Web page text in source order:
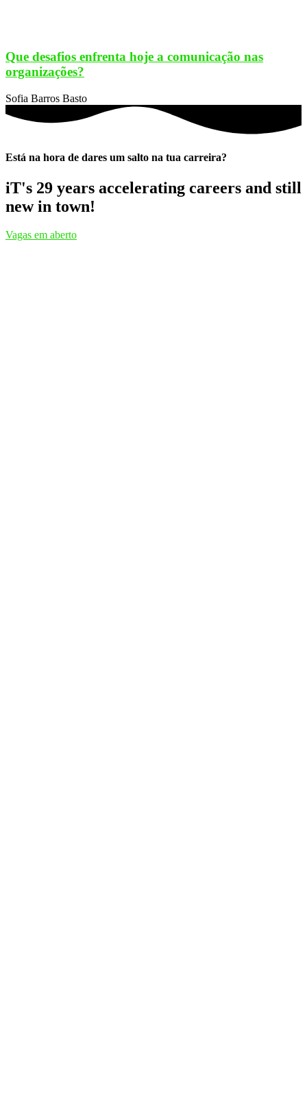
Que desafios enfrenta hoje a comunicação nas
organizações?
Sofia Barros Basto
Está na hora de dares um salto na tua carreira?
iT's 29 years accelerating careers and still
new in town!
Vagas em aberto